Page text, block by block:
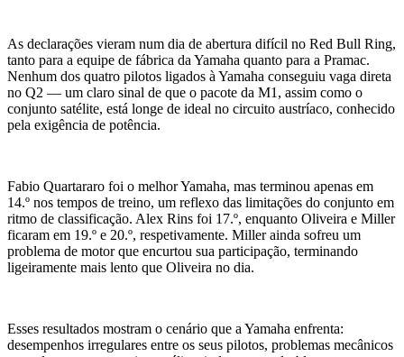
As declarações vieram num dia de abertura difícil no Red Bull Ring,
tanto para a equipe de fábrica da Yamaha quanto para a Pramac.
Nenhum dos quatro pilotos ligados à Yamaha conseguiu vaga direta
no Q2 — um claro sinal de que o pacote da M1, assim como o
conjunto satélite, está longe de ideal no circuito austríaco, conhecido
pela exigência de potência.
Fabio Quartararo foi o melhor Yamaha, mas terminou apenas em
14.º nos tempos de treino, um reflexo das limitações do conjunto em
ritmo de classificação. Alex Rins foi 17.º, enquanto Oliveira e Miller
ficaram em 19.º e 20.º, respetivamente. Miller ainda sofreu um
problema de motor que encurtou sua participação, terminando
ligeiramente mais lento que Oliveira no dia.
Esses resultados mostram o cenário que a Yamaha enfrenta:
desempenhos irregulares entre os seus pilotos, problemas mecânicos